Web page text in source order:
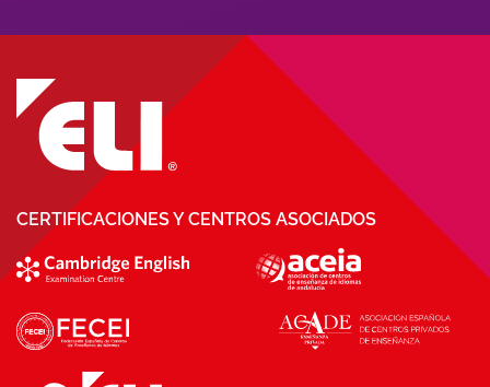
CERTIFICACIONES Y CENTROS ASOCIADOS